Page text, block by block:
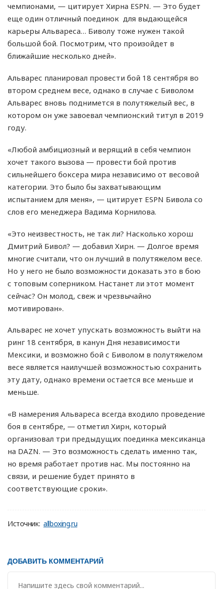
чемпионами, — цитирует Хирна ESPN. — Это будет
еще один отличный поединок для выдающейся
карьеры Альвареса… Биволу тоже нужен такой
большой бой. Посмотрим, что произойдет в
ближайшие несколько дней».
Альварес планировал провести бой 18 сентября во
втором среднем весе, однако в случае с Биволом
Альварес вновь поднимется в полутяжелый вес, в
котором он уже завоевал чемпионский титул в 2019
году.
«Любой амбициозный и верящий в себя чемпион
хочет такого вызова — провести бой против
сильнейшего боксера мира независимо от весовой
категории. Это было бы захватывающим
испытанием для меня», — цитирует ESPN Бивола со
слов его менеджера Вадима Корнилова.
«Это неизвестность, не так ли? Насколько хорош
Дмитрий Бивол? — добавил Хирн. — Долгое время
многие считали, что он лучший в полутяжелом весе.
Но у него не было возможности доказать это в бою
с топовым соперником. Настанет ли этот момент
сейчас? Он молод, свеж и чрезвычайно
мотивирован».
Альварес не хочет упускать возможность выйти на
ринг 18 сентября, в канун Дня независимости
Мексики, и возможно бой с Биволом в полутяжелом
весе является наилучшей возможностью сохранить
эту дату, однако времени остается все меньше и
меньше.
«В намерения Альвареса всегда входило проведение
боя в сентябре, — отметил Хирн, который
организовал три предыдущих поединка мексиканца
на DAZN. — Это возможность сделать именно так,
но время работает против нас. Мы постоянно на
связи, и решение будет принято в
соответствующие сроки».
Источник: allboxing.ru
ДОБАВИТЬ КОММЕНТАРИЙ